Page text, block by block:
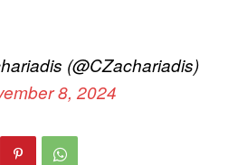
(@CZachariadis)
8, 2024